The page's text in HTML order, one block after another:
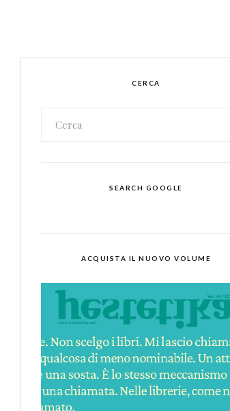
CERCA
SEARCH GOOGLE
ACQUISTA IL NUOVO VOLUME